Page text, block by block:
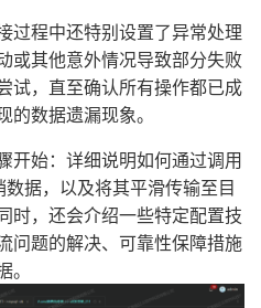
过程中还特别设置了异常处理
或其他意外情况导致部分失败
试，直至确认所有操作都已成
数据遗漏现象。
开始：详细说明如何通过调用
据，以及将其平滑传输至目
，还会介绍一些特定配置技
问题的解决、可靠性保障措施